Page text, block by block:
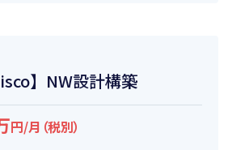
】NW設計構築
円/月（税別）